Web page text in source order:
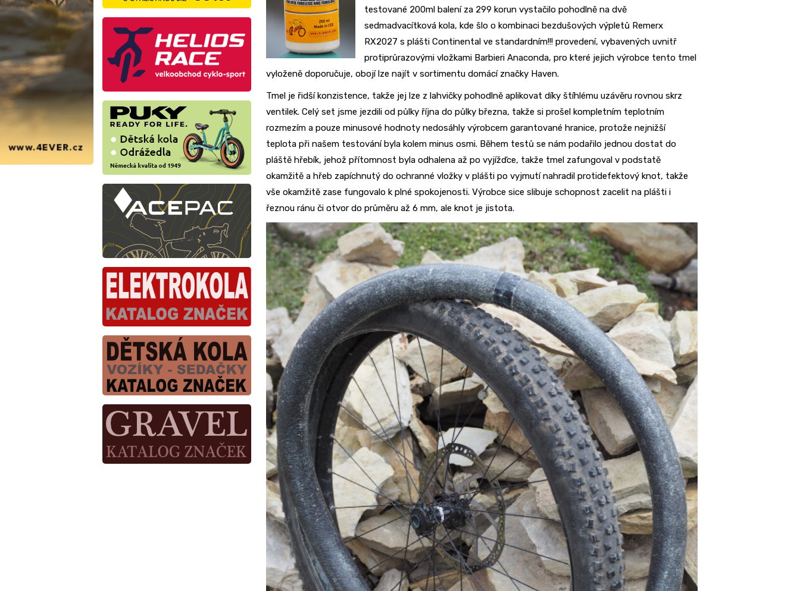
testované 200ml balení za 299 korun vystačilo pohodlně na dvě
sedmadvacítková kola, kde šlo o kombinaci bezdušových výpletů Remerx
RX2027 s plášti Continental ve standardním!!! provedení, vybavených uvnitř
protiprůrazovými vložkami Barbieri Anaconda, pro které jejich výrobce tento tmel
vyloženě doporučuje, obojí lze najít v sortimentu domácí značky Haven.
Tmel je řidší konzistence, takže jej lze z lahvičky pohodlně aplikovat díky štíhlému uzávěru rovnou skrz
ventilek. Celý set jsme jezdili od půlky října do půlky března, takže si prošel kompletním teplotním
rozmezím a pouze minusové hodnoty nedosáhly výrobcem garantované hranice, protože nejnižší
teplota při našem testování byla kolem minus osmi. Během testů se nám podařilo jednou dostat do
pláště hřebík, jehož přítomnost byla odhalena až po vyjížďce, takže tmel zafungoval v podstatě
okamžitě a hřeb zapíchnutý do ochranné vložky v plášti po vyjmutí nahradil protidefektový knot, takže
vše okamžitě zase fungovalo k plné spokojenosti. Výrobce sice slibuje schopnost zacelit na plášti i
řeznou ránu či otvor do průměru až 6 mm, ale knot je jistota.